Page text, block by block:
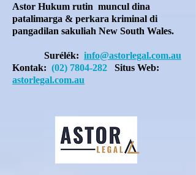
Astor Hukum rutin muncul dina
patalimarga & perkara kriminal di
pangadilan sakuliah New South Wales.
Surélék: info@astorlegal.com.au
Kontak: (02) 7804-282
Situs Web:
astorlegal.com.au